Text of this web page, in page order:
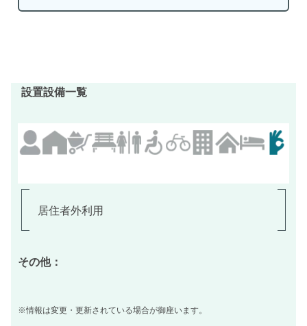
設置設備一覧
居住者外利用
その他：
※情報は変更・更新されている場合が御座います。